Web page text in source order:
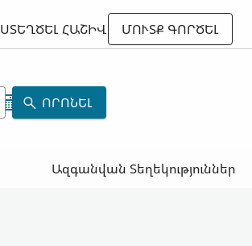
ՍՏԵՂԾԵԼ ՀԱՇԻՎ
ՄՈՒՏՔ ԳՈՐԾԵԼ
ՈՐՈՆԵԼ
Ազգանվան Տեղեկություններ